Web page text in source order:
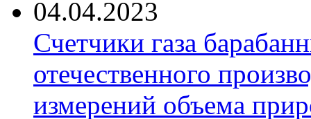
04.04.2023
Счетчики газа
отечественного
измерений объема